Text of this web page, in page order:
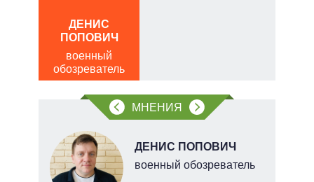
ДЕНИС
ПОПОВИЧ
военный
обозреватель
МНЕНИЯ
ДЕНИС ПОПОВИЧ
военный обозреватель